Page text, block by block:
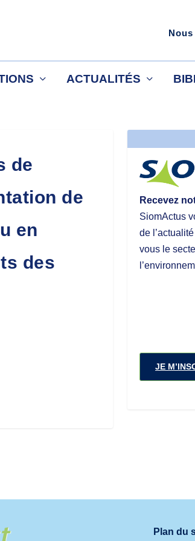
ACTUALITÉS
de
de
en
des
Recevez
SiomActus
de
vous le
JE
Plan du